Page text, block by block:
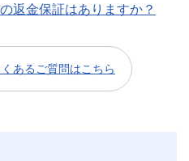
返金保証はありますか？
あるご質問はこちら